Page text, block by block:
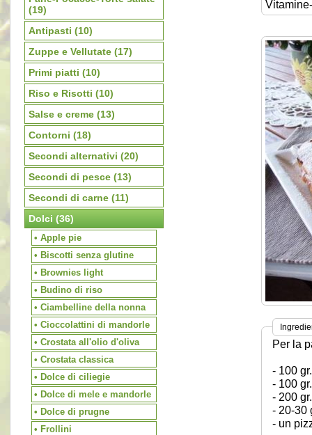
(19)
Antipasti (10)
Zuppe e Vellutate (17)
Primi piatti (10)
Riso e Risotti (10)
Salse e creme (13)
Contorni (18)
Secondi alternativi (20)
Secondi di pesce (13)
Secondi di carne (11)
Dolci (36)
• Apple pie
• Biscotti senza glutine
• Brownies light
• Budino di riso
• Ciambelline della nonna
• Cioccolattini di mandorle
• Crostata all'olio d'oliva
• Crostata classica
• Dolce di ciliegie
• Dolce di mele e mandorle
• Dolce di prugne
• Frollini
Per la
- 100
- 100
- 200
- 20-30
- un